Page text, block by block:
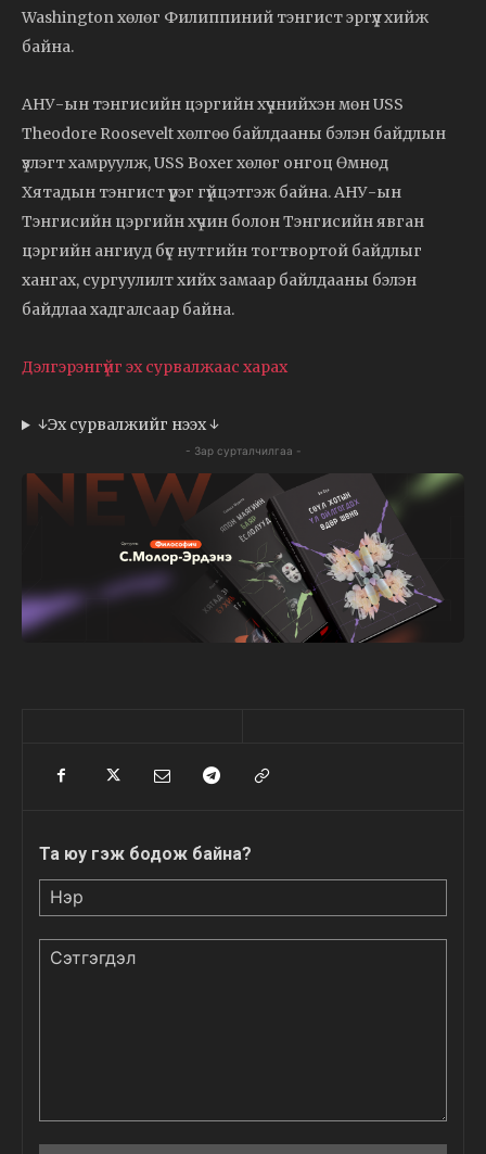
Washington хөлөг Филиппиний тэнгист эргүүл хийж
байна.
АНУ-ын тэнгисийн цэргийн хүчнийхэн мөн USS
Theodore Roosevelt хөлгөө байлдааны бэлэн байдлын
үзлэгт хамруулж, USS Boxer хөлөг онгоц Өмнөд
Хятадын тэнгист үүрэг гүйцэтгэж байна. АНУ-ын
Тэнгисийн цэргийн хүчин болон Тэнгисийн явган
цэргийн ангиуд бүс нутгийн тогтвортой байдлыг
хангах, сургуулилт хийх замаар байлдааны бэлэн
байдлаа хадгалсаар байна.
Дэлгэрэнгүйг эх сурвалжаас харах
↓Эх сурвалжийг нээх ↓
- Зар сурталчилгаа -
Та юу гэж бодож байна?